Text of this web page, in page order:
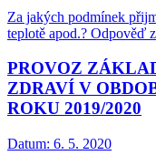
Za jakých podmínek
teplotě apod.? Odpověď
PROVOZ
ZDRAVÍ V
ROKU 2019/2020
Datum: 6. 5. 2020